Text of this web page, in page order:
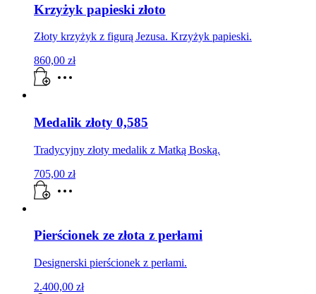
Krzyżyk papieski złoto
Złoty krzyżyk z figurą Jezusa. Krzyżyk papieski.
860,00 zł
Medalik złoty 0,585
Tradycyjny złoty medalik z Matką Boską.
705,00 zł
Pierścionek ze złota z perłami
Designerski pierścionek z perłami.
2.400,00 zł